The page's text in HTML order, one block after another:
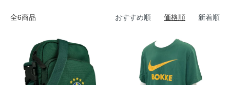
全6商品 おすすめ順 価格順 新着順